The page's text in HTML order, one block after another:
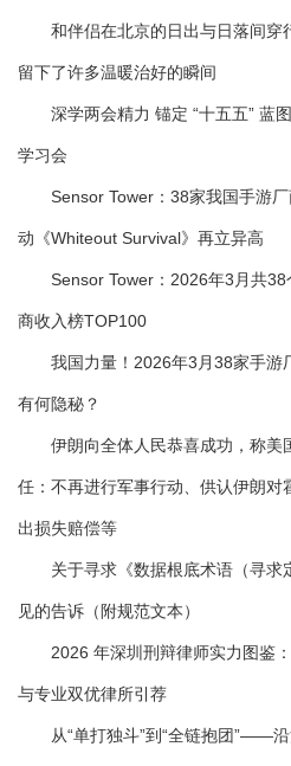
和伴侣在北京的日出与日落间穿
留下了许多温暖治好的瞬间
深学两会精力 锚定 “十五五” 蓝
学习会
Sensor Tower：38家我国手游厂
动《Whiteout Survival》再立异高
Sensor Tower：2026年3月共38
商收入榜TOP100
我国力量！2026年3月38家手游
有何隐秘？
伊朗向全体人民恭喜成功，称美
任：不再进行军事行动、供认伊朗对
出损失赔偿等
关于寻求《数据根底术语（寻求
见的告诉（附规范文本）
2026 年深圳刑辩律师实力图鉴：
与专业双优律所引荐
从“单打独斗”到“全链抱团”——沿